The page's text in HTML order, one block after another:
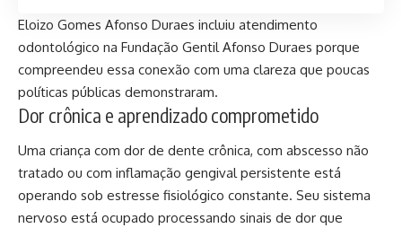
Eloizo Gomes Afonso Duraes incluiu atendimento
odontológico na Fundação Gentil Afonso Duraes porque
compreendeu essa conexão com uma clareza que poucas
políticas públicas demonstraram.
Dor crônica e aprendizado comprometido
Uma criança com dor de dente crônica, com abscesso não
tratado ou com inflamação gengival persistente está
operando sob estresse fisiológico constante. Seu sistema
nervoso está ocupado processando sinais de dor que